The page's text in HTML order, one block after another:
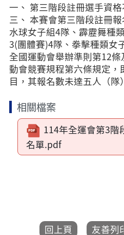
一、 第三階段註冊選手資
三、 本賽會第三階段註冊
水球女子組4隊、霹靂舞種
3(團體賽)4隊、拳擊種類女
全國運動會舉辦準則第12
動會競賽規程第六條規定
目，其報名數未達五人（隊
相關檔案
114年全運會第3階
名單.pdf